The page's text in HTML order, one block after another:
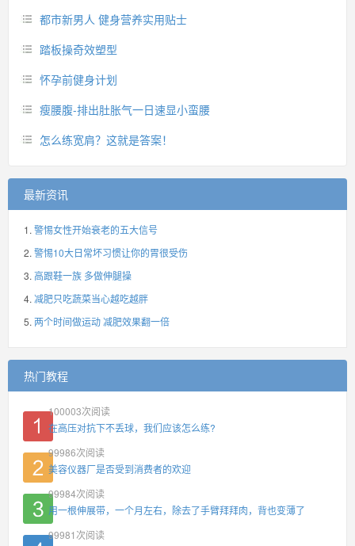
都市新男人 健身营养实用贴士
踏板操奇效塑型
怀孕前健身计划
瘦腰腹-排出肚胀气一日速显小蛮腰
怎么练宽肩？这就是答案！
最新资讯
警惕女性开始衰老的五大信号
警惕10大日常坏习惯让你的胃很受伤
高跟鞋一族 多做伸腿操
减肥只吃蔬菜当心越吃越胖
两个时间做运动 减肥效果翻一倍
热门教程
100003次阅读
在高压对抗下不丢球，我们应该怎么练?
99986次阅读
美容仪器厂是否受到消费者的欢迎
99984次阅读
用一根伸展带，一个月左右，除去了手臂拜拜肉，背也变薄了
99981 次阅读